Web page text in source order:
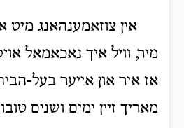
אין צוזאמענהאנג מיט
מיר, וויל איך נאכאמאל
אז איר און אייער בעל-
מאריך זיין ימים ושנים